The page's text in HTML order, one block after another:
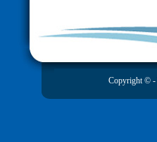
Copyright © -